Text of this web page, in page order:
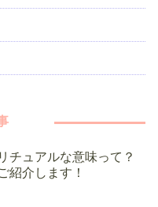
チュアルな意味って？
紹介します！